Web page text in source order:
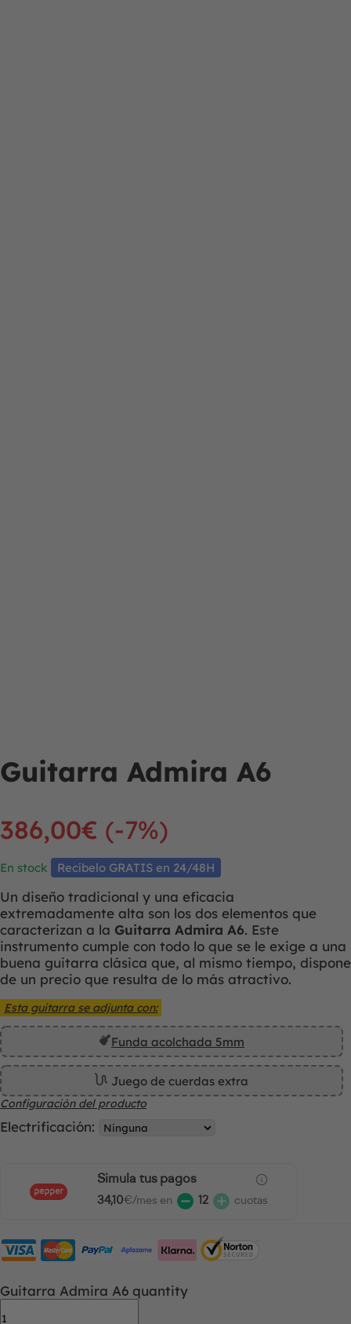
Guitarra Admira A6
386,00€ (-7%)
En stock Recíbelo GRATIS en 24/48H
Un diseño tradicional y una eficacia
extremadamente alta son los dos elementos que
caracterizan a la Guitarra Admira A6. Este
instrumento cumple con todo lo que se le exige a una
buena guitarra clásica que, al mismo tiempo, dispone
de un precio que resulta de lo más atractivo.
Esta guitarra se adjunta con:
Funda acolchada 5mm
Juego de cuerdas extra
Configuración del producto
Electrificación:
Simula tus pagos
34,10€/mes en 12 cuotas
Guitarra Admira A6 quantity